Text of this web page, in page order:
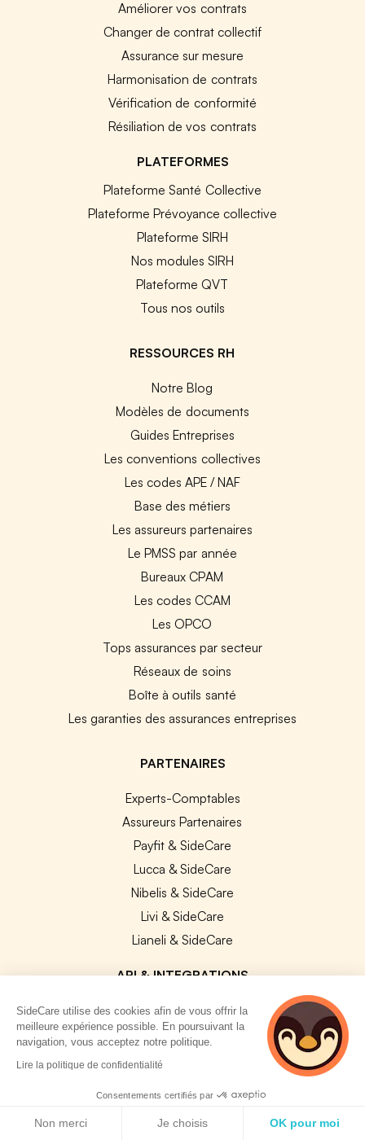
Améliorer vos contrats
Changer de contrat collectif
Assurance sur mesure
Harmonisation de contrats
Vérification de conformité
Résiliation de vos contrats
PLATEFORMES
Plateforme Santé Collective
Plateforme Prévoyance collective
Plateforme SIRH
Nos modules SIRH
Plateforme QVT
Tous nos outils
RESSOURCES RH
Notre Blog
Modèles de documents
Guides Entreprises
Les conventions collectives
Les codes APE / NAF
Base des métiers
Les assureurs partenaires
Le PMSS par année
Bureaux CPAM
Les codes CCAM
Les OPCO
Tops assurances par secteur
Réseaux de soins
Boîte à outils santé
Les garanties des assurances entreprises
PARTENAIRES
Experts-Comptables
Assureurs Partenaires
Payfit & SideCare
Lucca & SideCare
Nibelis & SideCare
Livi & SideCare
Lianeli & SideCare
API & INTEGRATIONS
API SideCare
Les SIRH / Systèmes de paie connectés
A PROPOS
Centre d'aide
SideCare utilise des cookies afin de vous offrir la
meilleure expérience possible. En poursuivant la
navigation, vous acceptez notre politique.
Lire la politique de confidentialité
Consentements certifiés par
Non merci Je choisis OK pour moi
3 personnes
consultent
actuellement cette